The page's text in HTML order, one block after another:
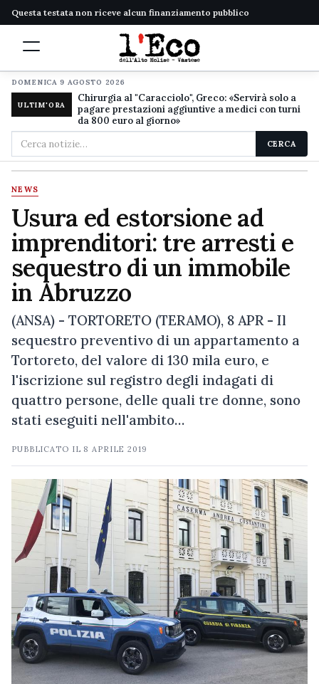
Questa testata non riceve alcun finanziamento pubblico
DOMENICA 9 AGOSTO 2026
ULTIM'ORA
Chirurgia al "Caracciolo", Greco: «Servirà solo a
pagare prestazioni aggiuntive a medici con turni
da 800 euro al giorno»
Cerca
nel
sito
CERCA
NEWS
Usura ed estorsione ad
imprenditori: tre arresti e
sequestro di un immobile
in Abruzzo
(ANSA) - TORTORETO (TERAMO), 8 APR - Il
sequestro preventivo di un appartamento a
Tortoreto, del valore di 130 mila euro, e
l'iscrizione sul registro degli indagati di
quattro persone, delle quali tre donne, sono
stati eseguiti nell'ambito…
PUBBLICATO IL 8 APRILE 2019